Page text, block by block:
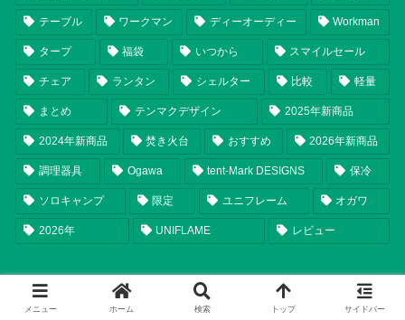
テーブル ワークマン ディーオーディー Workman
タープ 福袋 いつから スマイルセール
チェア ランタン シェルター 比較 軽量
まとめ テンマクデザイン 2025年新商品
2024年新商品 焚き火台 おすすめ 2026年新商品
調理器具 Ogawa tent-Mark DESIGNS 保冷
ソロキャンプ 限定 ユニフレーム オガワ
2026年 UNIFLAME レビュー
メニュー ホーム 検索 トップ サイドバー